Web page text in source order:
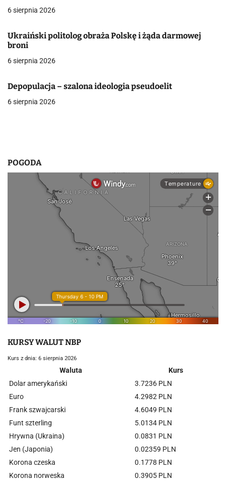
a
w
p
s
u
6 sierpnia 2026
Ukraiński politolog obraża Polskę i żąda darmowej
broni
6 sierpnia 2026
Depopulacja – szalona ideologia pseudoelit
6 sierpnia 2026
POGODA
KURSY WALUT NBP
Kurs z dnia: 6 sierpnia 2026
Waluta
Kurs
Dolar amerykański
3.7236 PLN
Euro
4.2982 PLN
Frank szwajcarski
4.6049 PLN
Funt szterling
5.0134 PLN
Hrywna (Ukraina)
0.0831 PLN
Jen (Japonia)
0.02359 PLN
Korona czeska
0.1778 PLN
Korona norweska
0.3905 PLN